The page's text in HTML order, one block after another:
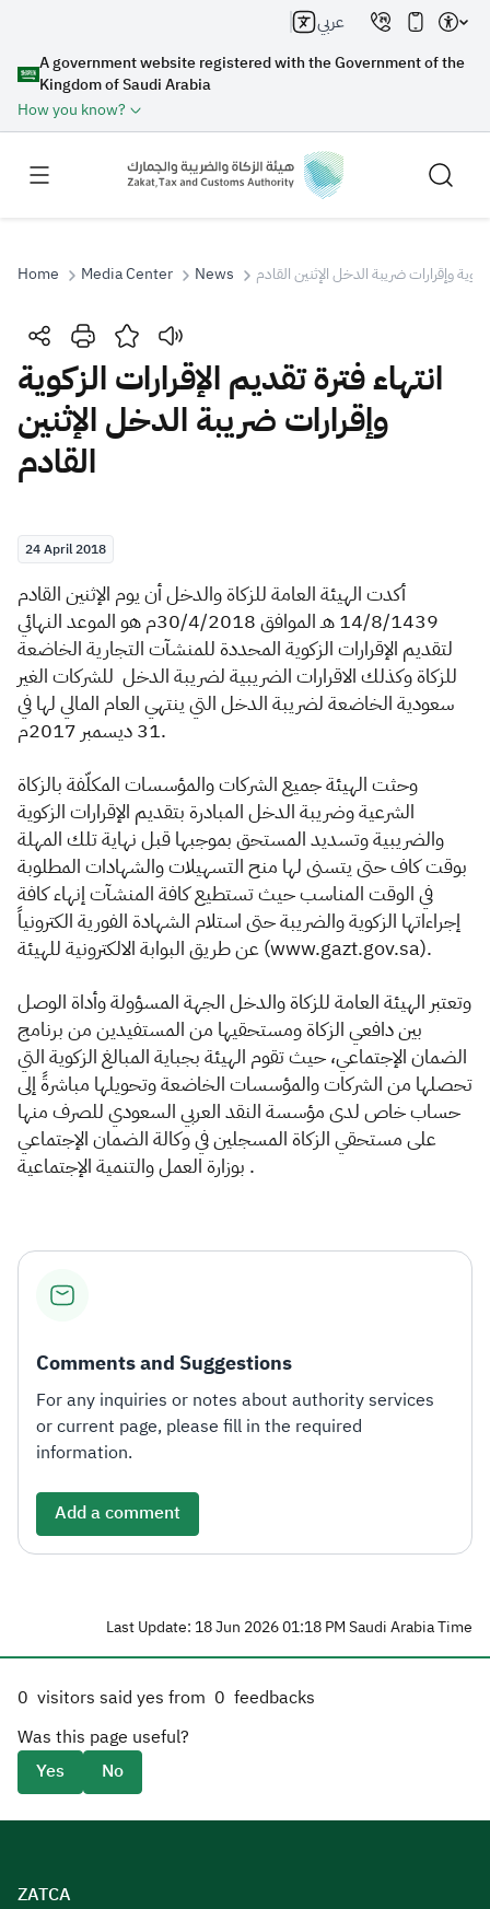
A government website registered with the Government of the
Kingdom of Saudi Arabia
How you know?
عربي
Search
Search Search AI
Suggestions
Zakat
Real Estate Transactions
Home Media Center News وإقرارات ضريبة الدخل الإثنين القادم
انتهاء فترة تقديم الإقرارات الزكوية
وإقرارات ضريبة الدخل الإثنين
القادم
24 April 2018
أكدت الهيئة العامة للزكاة والدخل أن يوم الإثنين القادم
14/8/1439 هـ الموافق 30/4/2018م هو الموعد النهائي
لتقديم الإقرارات الزكوية المحددة للمنشآت التجارية الخاضعة
للزكاة وكذلك الاقرارات الضريبية لضريبة الدخل للشركات الغير
سعودية الخاضعة لضريبة الدخل التي ينتهي العام المالي لها في
31 ديسمبر 2017م.
وحثت الهيئة جميع الشركات والمؤسسات المكلّفة بالزكاة
الشرعية وضريبة الدخل المبادرة بتقديم الإقرارات الزكوية
والضريبية وتسديد المستحق بموجبها قبل نهاية تلك المهلة
بوقت كاف حتى يتسنى لها منح التسهيلات والشهادات المطلوبة
في الوقت المناسب حيث تستطيع كافة المنشآت إنهاء كافة
إجراءاتها الزكوية والضريبة حتى استلام الشهادة الفورية الكترونياً
عن طريق البوابة الالكترونية للهيئة (www.gazt.gov.sa).
وتعتبر الهيئة العامة للزكاة والدخل الجهة المسؤولة وأداة الوصل
بين دافعي الزكاة ومستحقيها من المستفيدين من برنامج
الضمان الإجتماعي، حيث تقوم الهيئة بجباية المبالغ الزكوية التي
تحصلها من الشركات والمؤسسات الخاضعة وتحويلها مباشرةً إلى
حساب خاص لدى مؤسسة النقد العربي السعودي للصرف منها
على مستحقي الزكاة المسجلين في وكالة الضمان الإجتماعي
بوزارة العمل والتنمية الإجتماعية .
Comments and Suggestions
For any inquiries or notes about authority services
or current page, please fill in the required
information.
Add a comment
Last Update: 18 Jun 2026 01:18 PM Saudi Arabia Time
0 visitors said yes from 0 feedbacks
Was this page useful?
Yes
No
ZATCA